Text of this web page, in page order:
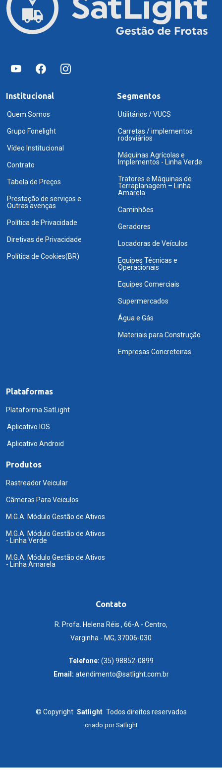
Institucional
Quem Somos
Grupo Fonelight
Vídeo Institucional
Contrato
Tabela de Preços
Prestação de serviços e
Outras avenças
Política de Privacidade
Diretivas de Privacidade
Política de Cookies(BR)
Segmentos
Utilitários / VUCS
Carretas / implementos
rodoviários
Máquinas Agrícolas e
Implementos - Linha Verde
Tratores e Máquinas de
Terraplanagem – Linha
Amarela
Caminhões
Geradores
Locadoras de Veículos
Equipes Técnicas e
Operacionais
Equipes Comerciais
Supermercados
Água e Gás
Materiais para Construção
Empresas Concreteiras
Plataformas
Plataforma SatLight
Aplicativo IOS
Aplicativo Android
Produtos
Rastreador Veicular
Câmeras Para Veiculos
M.G.A. Módulo Gestão de Ativos
M.G.A. Módulo Gestão de Ativos
- Linha Verde
M.G.A. Módulo Gestão de Ativos
- Linha Amarela
Contato
R. Profa. Helena Réis , 66-A - Centro,
Varginha - MG, 37006-030
Telefone: (35) 98852-0899
Email: atendimento@satlight.com.br
© Copyright Satlight Todos direitos reservados
criado porSatlight